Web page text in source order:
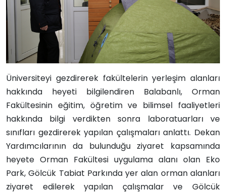
Üniversiteyi gezdirerek fakültelerin yerleşim alanları
hakkında heyeti bilgilendiren Balabanlı, Orman
Fakültesinin eğitim, öğretim ve bilimsel faaliyetleri
hakkında bilgi verdikten sonra laboratuarları ve
sınıfları gezdirerek yapılan çalışmaları anlattı. Dekan
Yardımcılarının da bulunduğu ziyaret kapsamında
heyete Orman Fakültesi uygulama alanı olan Eko
Park, Gölcük Tabiat Parkında yer alan orman alanları
ziyaret edilerek yapılan çalışmalar ve Gölcük